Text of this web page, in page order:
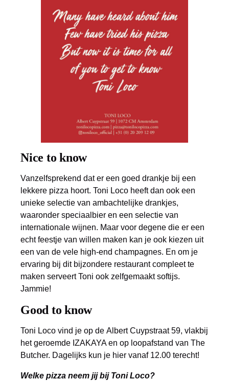
Nice to know
Vanzelfsprekend dat er een goed drankje bij een
lekkere pizza hoort. Toni Loco heeft dan ook een
unieke selectie van ambachtelijke drankjes,
waaronder speciaalbier en een selectie van
internationale wijnen. Maar voor degene die er een
echt feestje van willen maken kan je ook kiezen uit
een van de vele high-end champagnes. En om je
ervaring bij dit bijzondere restaurant compleet te
maken serveert Toni ook zelfgemaakt softijs.
Jammie!
Good to know
Toni Loco vind je op de Albert Cuypstraat 59, vlakbij
het geroemde IZAKAYA en op loopafstand van The
Butcher. Dagelijks kun je hier vanaf 12.00 terecht!
Welke pizza neem jij bij Toni Loco?